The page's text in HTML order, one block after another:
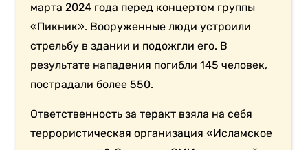
марта 2024 года перед концертом группы
«Пикник». Вооруженные люди устроили
стрельбу в здании и подожгли его. В
результате нападения погибли 145 человек,
пострадали более 550.
Ответственность за теракт взяла на себя
террористическая организация «Исламское